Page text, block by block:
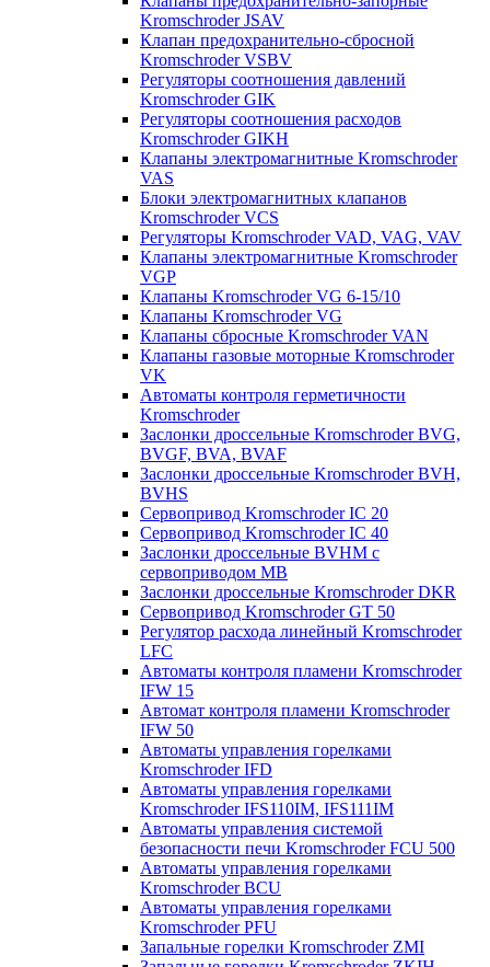
Kromschroder JSAV
Клапан предохранительно-сбросной
Kromschroder VSBV
Регуляторы соотношения давлений
Kromschroder GIK
Регуляторы соотношения расходов
Kromschroder GIKH
Клапаны электромагнитные Kromschroder
VAS
Блоки электромагнитных клапанов
Kromschroder VCS
Регуляторы Kromschroder VAD, VAG, VAV
Клапаны электромагнитные Kromschroder
VGP
Клапаны Kromschroder VG 6-15/10
Клапаны Kromschroder VG
Клапаны сбросные Kromschroder VAN
Клапаны газовые моторные Kromschroder
VK
Автоматы контроля герметичности
Kromschroder
Заслонки дроссельные Kromschroder BVG,
BVGF, BVA, BVAF
Заслонки дроссельные Kromschroder BVH,
BVHS
Сервопривод Kromschroder IC 20
Сервопривод Kromschroder IC 40
Заслонки дроссельные BVHM с
сервоприводом МВ
Заслонки дроссельные Kromschroder DKR
Cервопривод Kromschroder GT 50
Регулятор расхода линейный Kromschroder
LFC
Автоматы контроля пламени Kromschroder
IFW 15
Автомат контроля пламени Kromschroder
IFW 50
Автоматы управления горелками
Kromschroder IFD
Автоматы управления горелками
Kromschroder IFS110IM, IFS111IM
Автоматы управления системой
безопасности печи Kromschroder FCU 500
Автоматы управления горелками
Kromschroder BCU
Автоматы управления горелками
Kromschroder PFU
Запальные горелки Kromschroder ZМI